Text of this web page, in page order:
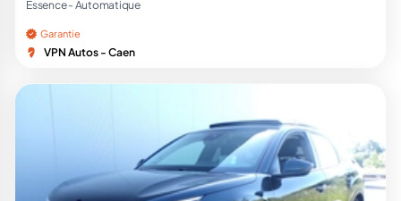
Essence - Automatique
Garantie
VPN Autos - Caen